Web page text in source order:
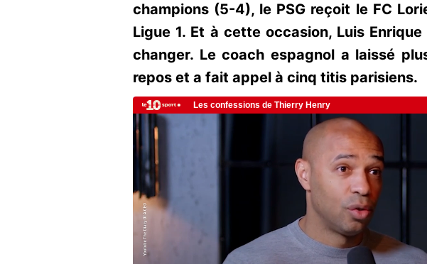
champions (5-4), le PSG reçoit le FC
Ligue 1. Et à cette occasion, Luis
changer. Le coach espagnol a laissé
repos et a fait appel à cinq titis parisiens.